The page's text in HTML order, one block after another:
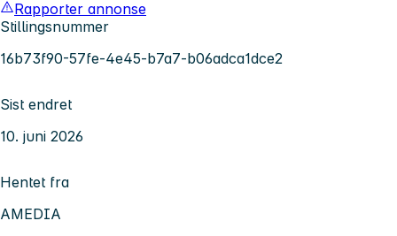
Rapporter annonse
Stillingsnummer
16b73f90-57fe-4e45-b7a7-b06adca1dce2
Sist endret
10. juni 2026
Hentet fra
AMEDIA